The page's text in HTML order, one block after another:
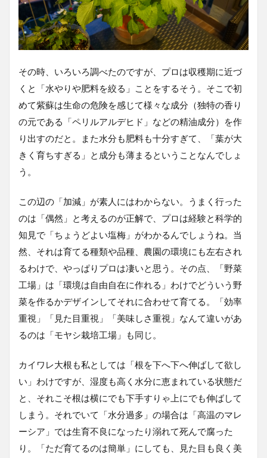
その時、いろいろ調べたのですが、プロは収穫期に近づ
くと「水やりや肥料を絞る」ことをするそう。そこで初
めて紫蘇は生命の危険を感じて様々な成分（独特の香り
の元である「ペリルアルデヒド」などの精油成分）を作
り出すのだと。また水分も肥料も十分すぎて、「葉が大
きく育ちすぎる」と成分も薄まるということなんでしょ
う。
この辺の「加減」が素人にはわからない。うまく行った
のは「偶然」と考えるのが正解で、プロは経験と科学的
知見で「ちょうどよい塩梅」がわかるんでしょうね。当
然、それは育てる種類や品種、農園の環境にも左右され
るわけで、やっぱりプロは凄いと思う。その点、「野菜
工場」は「環境は自由自在に作れる」わけでどういう野
菜を作るかデザインしてそれに合わせて育てる。「効率
重視」「見た目重視」「美味しさ重視」なんて違いがあ
るのは「モヤシ栽培工場」も同じ。
カイワレ大根も私としては「根を下へ下へ伸ばして欲し
い」わけですが、湿度も高く水分に恵まれている状態だ
と、それこそ根は横にでも下手すりゃ上にでも伸ばして
しまう。それでいて「水分過多」の場合は「高温のマレ
ーシア」では生育不良になったり溺れて死んで腐った
り。「ただ育てるのは簡単」にしても、見た目も良く美